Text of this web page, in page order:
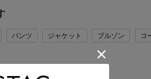
パンツ ジャケット ブルゾン コ